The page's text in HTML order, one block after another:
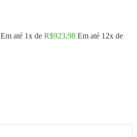
Em até 1x de R$923,98 Em até 12x de